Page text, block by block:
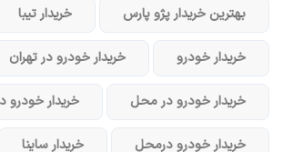
بهترین خریدار پژو پارس خریدار تیبا
خریدار خودرو خریدار خودرو در تهران
خریدار خودرو در محل خریدار خودرو
خریدار خودرو در‌محل خریدار ساینا